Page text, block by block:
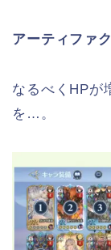
アーティファ
なるべくHPが
を…。